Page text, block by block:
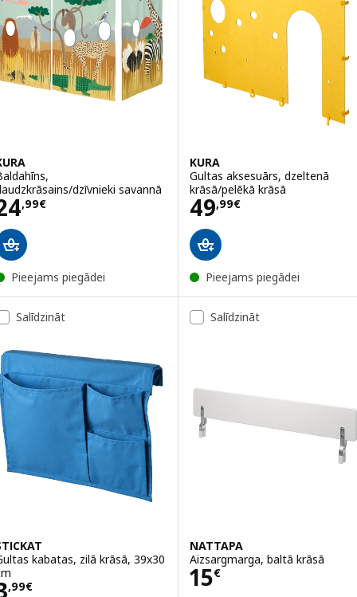
dzīvnieki savannā
,99€24,99€
Pieejams piegādei
KURA
Gultas aksesuārs, dzeltenā
krāsā/pelēkā krāsā
49,99€
Cena 49,99€
Pieejams piegādei
Salīdzināt
kabatas, zilā krāsā, 39x30
,99€ 3,99€
Salīdzināt
NATTAPA
Aizsargmarga, baltā krāsā
15€
Cena 15€